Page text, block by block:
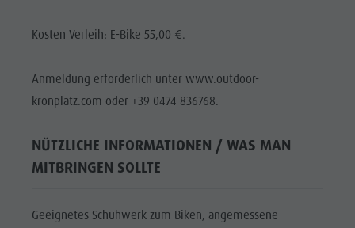
Kosten Verleih: E-Bike 55,00 €.
Anmeldung erforderlich unter www.outdoor-
kronplatz.com oder +39 0474 836768.
NÜTZLICHE INFORMATIONEN / WAS MAN
MITBRINGEN SOLLTE
Geeignetes Schuhwerk zum Biken, angemessene